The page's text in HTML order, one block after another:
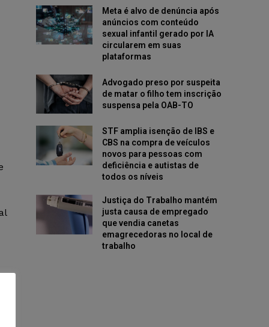
Meta é alvo de denúncia após
anúncios com conteúdo
sexual infantil gerado por IA
circularem em suas
plataformas
Advogado preso por suspeita
de matar o filho tem inscrição
suspensa pela OAB-TO
STF amplia isenção de IBS e
CBS na compra de veículos
novos para pessoas com
deficiência e autistas de
todos os níveis
Justiça do Trabalho mantém
justa causa de empregado
que vendia canetas
emagrecedoras no local de
trabalho